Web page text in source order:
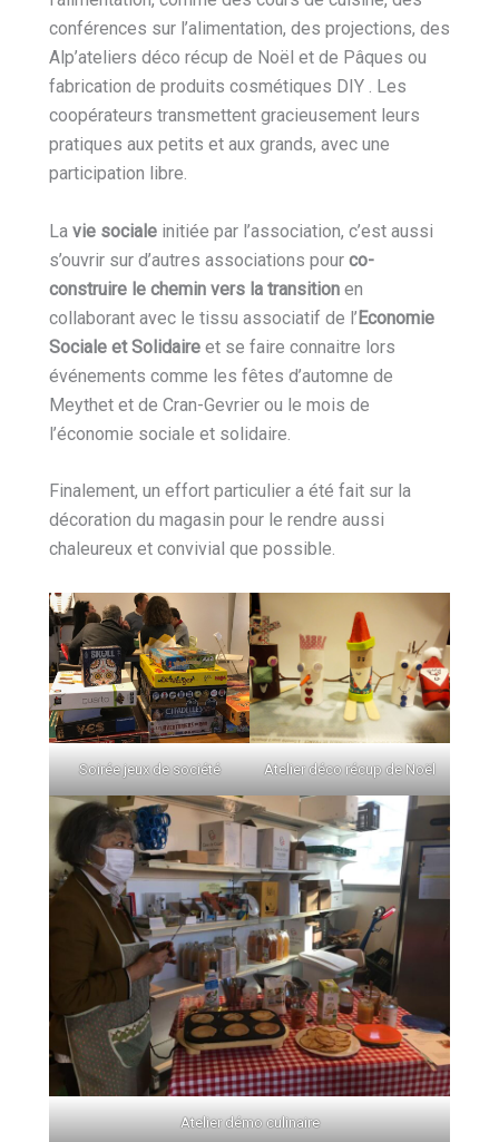
conférences sur l’alimentation, des projections, des
Alp’ateliers déco récup de Noël et de Pâques ou
fabrication de produits cosmétiques DIY . Les
coopérateurs transmettent gracieusement leurs
pratiques aux petits et aux grands, avec une
participation libre.
La vie sociale initiée par l’association, c’est aussi
s’ouvrir sur d’autres associations pour co-
construire le chemin vers la transition en
collaborant avec le tissu associatif de l’Economie
Sociale et Solidaire et se faire connaitre lors
événements comme les fêtes d’automne de
Meythet et de Cran-Gevrier ou le mois de
l’économie sociale et solidaire.
Finalement, un effort particulier a été fait sur la
décoration du magasin pour le rendre aussi
chaleureux et convivial que possible.
Soirée jeux de société Atelier déco récup de Noël
Atelier démo culinaire